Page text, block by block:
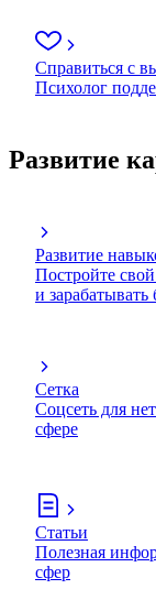
Справиться с
Психолог
Развитие
Развитие
Постройте
и зарабатывать
Сетка
Соцсеть для
сфере
Статьи
Полезная
сфер